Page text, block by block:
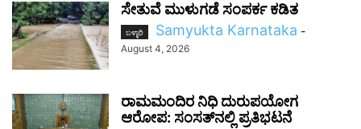
ಸೇತುವೆ ಮುಳುಗಡೆ ಸಂಪರ್ಕ ಕಡಿತ
ಬಳ್ಳಾರಿ Samyukta Karnataka -
August 4, 2026
ರಾಮಮಂದಿರ ನಿಧಿ ದುರುಪಯೋಗ
ಆರೋಪ: ಸಂಸತ್‌ನಲ್ಲಿ ಪ್ರತಿಭಟನೆ